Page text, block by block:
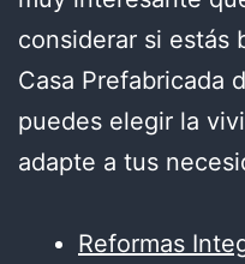
considerar si estás
Casa Prefabricada
puedes elegir la
adapte a tus
Reformas